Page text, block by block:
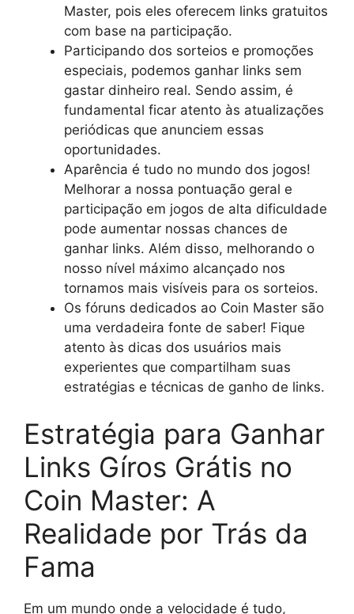
Master, pois eles oferecem links gratuitos
com base na participação.
Participando dos sorteios e promoções
especiais, podemos ganhar links sem
gastar dinheiro real. Sendo assim, é
fundamental ficar atento às atualizações
periódicas que anunciem essas
oportunidades.
Aparência é tudo no mundo dos jogos!
Melhorar a nossa pontuação geral e
participação em jogos de alta dificuldade
pode aumentar nossas chances de
ganhar links. Além disso, melhorando o
nosso nível máximo alcançado nos
tornamos mais visíveis para os sorteios.
Os fóruns dedicados ao Coin Master são
uma verdadeira fonte de saber! Fique
atento às dicas dos usuários mais
experientes que compartilham suas
estratégias e técnicas de ganho de links.
Estratégia para Ganhar
Links Gíros Grátis no
Coin Master: A
Realidade por Trás da
Fama
Em um mundo onde a velocidade é tudo,